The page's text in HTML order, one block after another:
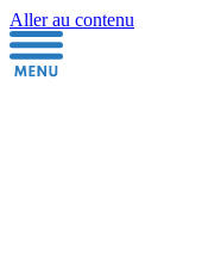
Aller au contenu